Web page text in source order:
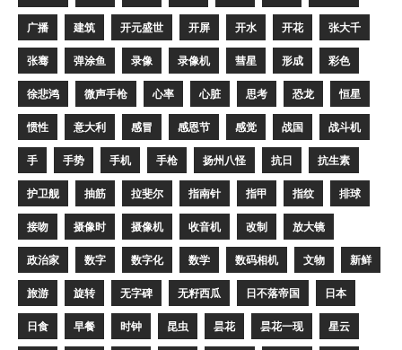
广播 建筑 开元盛世 开屏 开水 开花 张大千
张骞 弹涂鱼 录像 录像机 彗星 形成 彩色
徐悲鸿 微声手枪 心率 心脏 思考 恐龙 恒星
惯性 意大利 感冒 感恩节 感觉 战国 战斗机
手 手势 手机 手枪 扬州八怪 抗日 抗生素
护卫舰 抽筋 拉斐尔 指南针 指甲 指纹 排球
接吻 摄像时 摄像机 收音机 改制 放大镜
政治家 数字 数字化 数学 数码相机 文物 新鲜
旅游 旋转 无字碑 无籽西瓜 日不落帝国 日本
日食 早餐 时钟 昆虫 昙花 昙花一现 星云